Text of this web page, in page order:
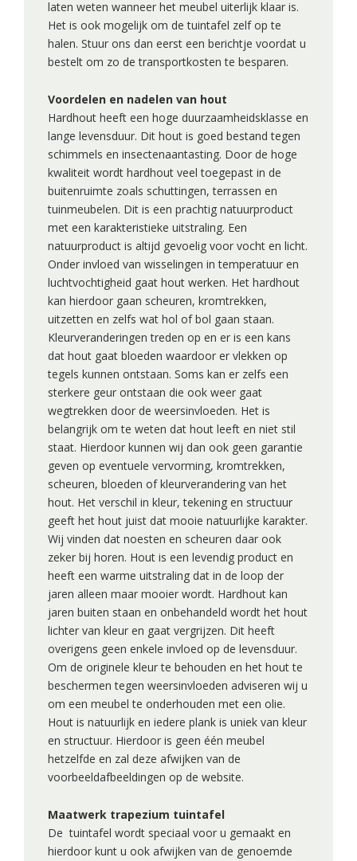
laten weten wanneer het meubel uiterlijk klaar is.
Het is ook mogelijk om de tuintafel zelf op te
halen. Stuur ons dan eerst een berichtje voordat u
bestelt om zo de transportkosten te besparen.
Voordelen en nadelen van hout
Hardhout heeft een hoge duurzaamheidsklasse en
lange levensduur. Dit hout is goed bestand tegen
schimmels en insectenaantasting. Door de hoge
kwaliteit wordt hardhout veel toegepast in de
buitenruimte zoals schuttingen, terrassen en
tuinmeubelen. Dit is een prachtig natuurproduct
met een karakteristieke uitstraling. Een
natuurproduct is altijd gevoelig voor vocht en licht.
Onder invloed van wisselingen in temperatuur en
luchtvochtigheid gaat hout werken. Het hardhout
kan hierdoor gaan scheuren, kromtrekken,
uitzetten en zelfs wat hol of bol gaan staan.
Kleurveranderingen treden op en er is een kans
dat hout gaat bloeden waardoor er vlekken op
tegels kunnen ontstaan. Soms kan er zelfs een
sterkere geur ontstaan die ook weer gaat
wegtrekken door de weersinvloeden. Het is
belangrijk om te weten dat hout leeft en niet stil
staat. Hierdoor kunnen wij dan ook geen garantie
geven op eventuele vervorming, kromtrekken,
scheuren, bloeden of kleurverandering van het
hout. Het verschil in kleur, tekening en structuur
geeft het hout juist dat mooie natuurlijke karakter.
Wij vinden dat noesten en scheuren daar ook
zeker bij horen. Hout is een levendig product en
heeft een warme uitstraling dat in de loop der
jaren alleen maar mooier wordt. Hardhout kan
jaren buiten staan en onbehandeld wordt het hout
lichter van kleur en gaat vergrijzen. Dit heeft
overigens geen enkele invloed op de levensduur.
Om de originele kleur te behouden en het hout te
beschermen tegen weersinvloeden adviseren wij u
om een meubel te onderhouden met een olie.
Hout is natuurlijk en iedere plank is uniek van kleur
en structuur. Hierdoor is geen één meubel
hetzelfde en zal deze afwijken van de
voorbeeldafbeeldingen op de website.
Maatwerk trapezium tuintafel
De tuintafel wordt speciaal voor u gemaakt en
hierdoor kunt u ook afwijken van de genoemde